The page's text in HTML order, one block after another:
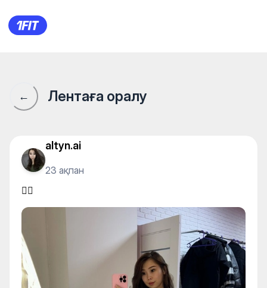
🧘‍♀️
← Лентаға оралу
altyn.ai
23 ақпан
🧘‍♀️